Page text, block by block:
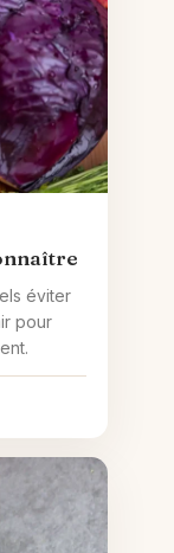
éviter
pour